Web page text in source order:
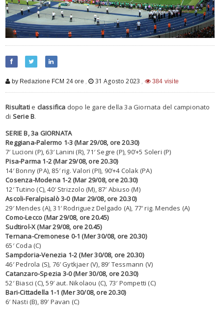
by Redazione FCM 24 ore , 31 Agosto 2023 , 384 visite
Risultati e classifica dopo le gare della 3a Giornata del campionato
di Serie B.
SERIE B, 3a GIORNATA
Reggiana-Palermo 1-3 (Mar 29/08, ore 20.30)
7′ Lucioni (P), 63′ Lanini (R), 71′ Segre (P), 90’+5 Soleri (P)
Pisa-Parma 1-2 (Mar 29/08, ore 20.30)
14′ Bonny (PA), 85′ rig. Valori (PI), 90’+4 Colak (PA)
Cosenza-Modena 1-2 (Mar 29/08, ore 20.30)
12′ Tutino (C), 40′ Strizzolo (M), 87′ Abiuso (M)
Ascoli-Feralpisalò 3-0 (Mar 29/08, ore 20.30)
29′ Mendes (A), 31′ Rodriguez Delgado (A), 77′ rig. Mendes (A)
Como-Lecco (Mar 29/08, ore 20.45)
Sudtirol-X (Mar 29/08, ore 20.45)
Ternana-Cremonese 0-1 (Mer 30/08, ore 20.30)
65′ Coda (C)
Sampdoria-Venezia 1-2 (Mer 30/08, ore 20.30)
46′ Pedrola (S), 76′ Gytkjaer (V), 89′ Tessmann (V)
Catanzaro-Spezia 3-0 (Mer 30/08, ore 20.30)
52′ Biasci (C), 59′ aut. Nikolaou (C), 73′ Pompetti (C)
Bari-Cittadella 1-1 (Mer 30/08, ore 20.30)
6′ Nasti (B), 89′ Pavan (C)